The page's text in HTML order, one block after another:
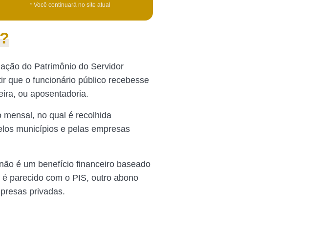
* Você continuará no site atual
do Patrimônio do Servidor
que o funcionário público recebesse
ou aposentadoria.
no qual é recolhida
municípios e pelas empresas
não é um benefício financeiro baseado
parecido com o PIS, outro abono
privadas.